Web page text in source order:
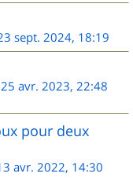
sept. 2024, 18:19
25 avr. 2023, 22:48
pour deux
avr. 2022, 14:30